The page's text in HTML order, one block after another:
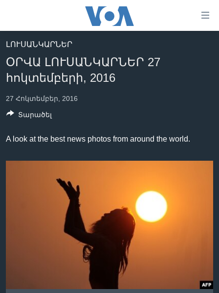
հիմնական
բովանդակությանը
անցնել
հիմնական
բովանդակությանը
բովանդակություն
ԼՈՒՐԵՐ
ՍՓՅՈՒՌՔ
ՏԵՍԱՆՅՈՒԹԵՐ
ՖԻԼՄԵՐ
ՄԵՐ ՄԱՍԻՆ
ԿԱՊ ՄԵԶ ՀԵՏ
Learning English
ԼՈՒՍԱՆԿԱՐՆԵՐ
ՕՐՎԱ ԼՈՒՍԱՆԿԱՐՆԵՐ 27
հոկտեմբերի, 2016
27 Հոկտեմբեր, 2016
A look at the best news photos from around the world.
Տարածել